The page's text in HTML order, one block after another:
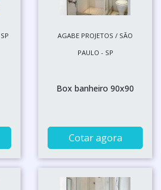
AGABE PROJETOS / SÃO
PAULO - SP
Box banheiro 90x90
Cotar agora